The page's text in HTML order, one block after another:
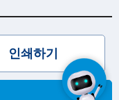
인쇄하기